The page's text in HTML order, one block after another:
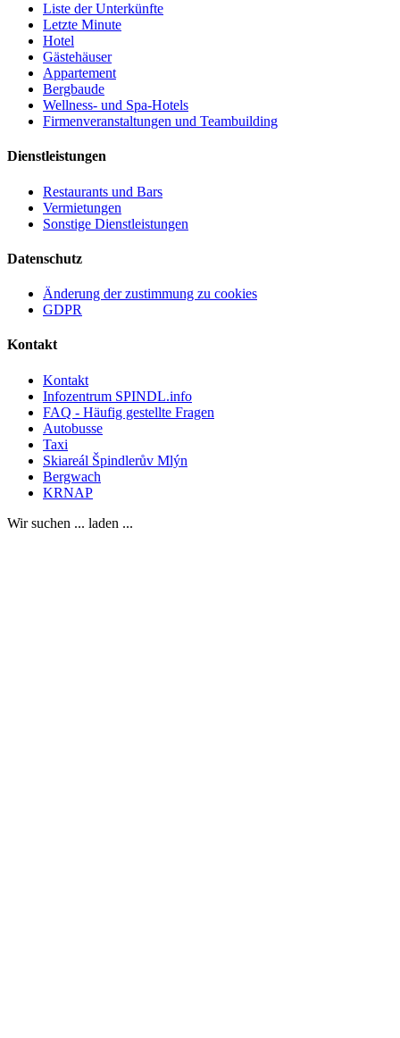
Liste der Unterkünfte
Letzte Minute
Hotel
Gästehäuser
Appartement
Bergbaude
Wellness- und Spa-Hotels
Firmenveranstaltungen und Teambuilding
Dienstleistungen
Restaurants und Bars
Vermietungen
Sonstige Dienstleistungen
Datenschutz
Änderung der zustimmung zu cookies
GDPR
Kontakt
Kontakt
Infozentrum SPINDL.info
FAQ - Häufig gestellte Fragen
Autobusse
Taxi
Skiareál Špindlerův Mlýn
Bergwach
KRNAP
Wir suchen ... laden ...